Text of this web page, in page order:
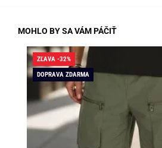
MOHLO BY SA VÁM PÁČIŤ
ZĽAVA -32%
DOPRAVA ZDARMA